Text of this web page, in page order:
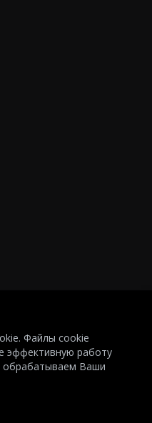
© 2026
Файлы cookie
эффективную работу
обрабатываем Ваши